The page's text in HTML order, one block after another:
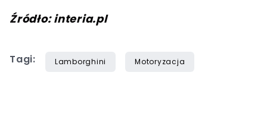
Źródło: interia.pl
Tagi: Lamborghini Motoryzacja